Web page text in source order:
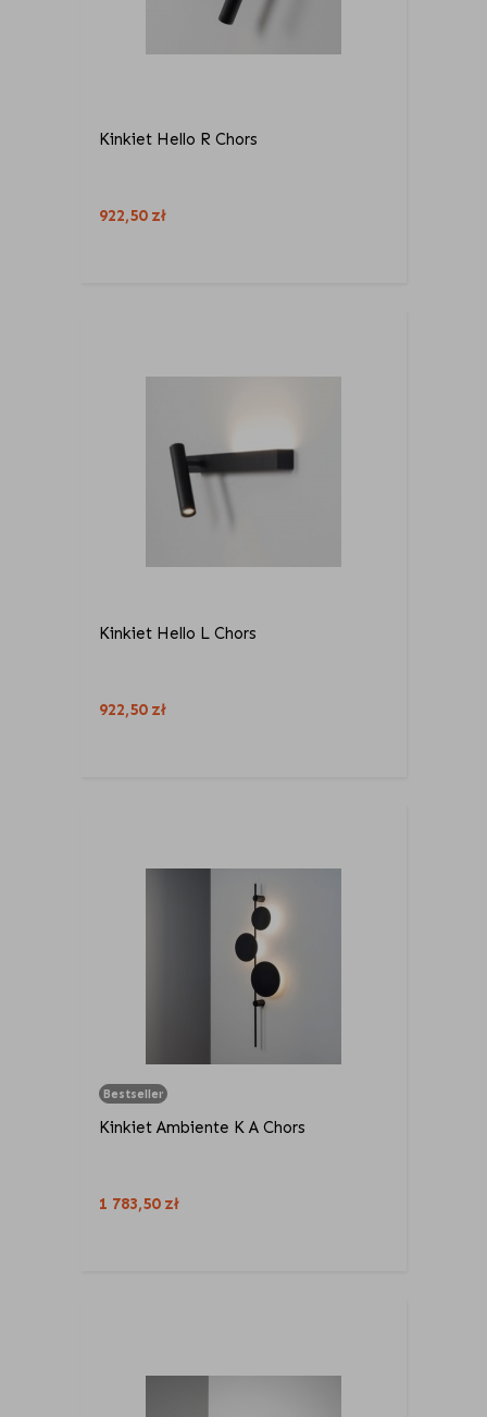
Kinkiet Hello R Chors
922,50 zł
Kinkiet Hello L Chors
922,50 zł
Bestseller
Kinkiet Ambiente K A Chors
1 783,50 zł